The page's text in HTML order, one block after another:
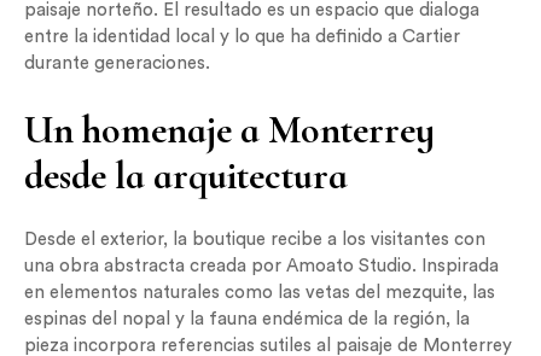
paisaje norteño. El resultado es un espacio que dialoga
entre la identidad local y lo que ha definido a Cartier
durante generaciones.
Un homenaje a Monterrey
desde la arquitectura
Desde el exterior, la boutique recibe a los visitantes con
una obra abstracta creada por Amoato Studio. Inspirada
en elementos naturales como las vetas del mezquite, las
espinas del nopal y la fauna endémica de la región, la
pieza incorpora referencias sutiles al paisaje de Monterrey